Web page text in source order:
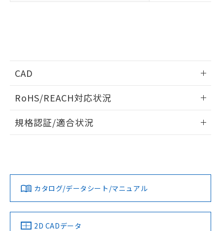
CAD
ドすることができます。
ログイン/会員登録
ダウンロードデータをご利用いただく前に、以下を必ずお読
みください。
ソフトウェアの使用条件
RoHS/REACH対応状況
EU RoHS 注意事項・凡例
対応済み
中国 RoHS 注意事項・凡例
規格認証/適合状況
LR型式承認
（イギリス
船舶規格）
DNV型式承認
（ノルウェー
BV型式承認
（フランス
KR型式
（韓国
カタログ/データシート/マニュアル
2D CADデータ